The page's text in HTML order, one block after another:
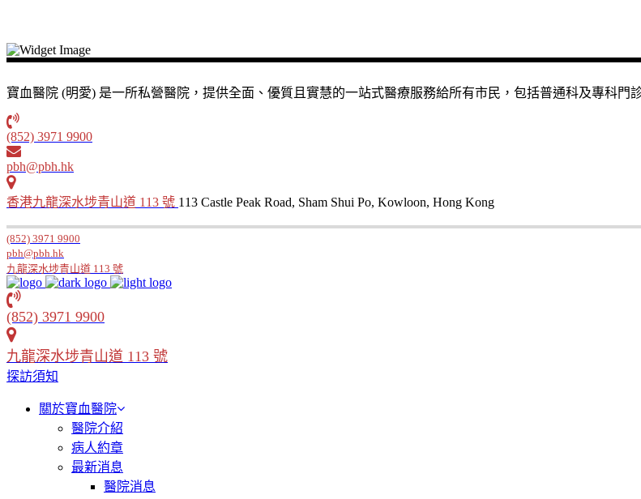
寶血醫院 (明愛) 是一所私營醫院，提供全面、優質且實慧的一站式醫療服務給所有市民，包括普通科及專科門
(852) 3971 9900
pbh@pbh.hk
香港九龍深水埗青山道 113 號 113 Castle Peak Road, Sham Shui Po, Kowloon, Hong Kong
(852) 3971 9900
pbh@pbh.hk
九龍深水埗青山道 113 號
(852) 3971 9900
九龍深水埗青山道 113 號
探訪須知
關於寶血醫院
醫院介紹
病人約章
最新消息
醫院消息